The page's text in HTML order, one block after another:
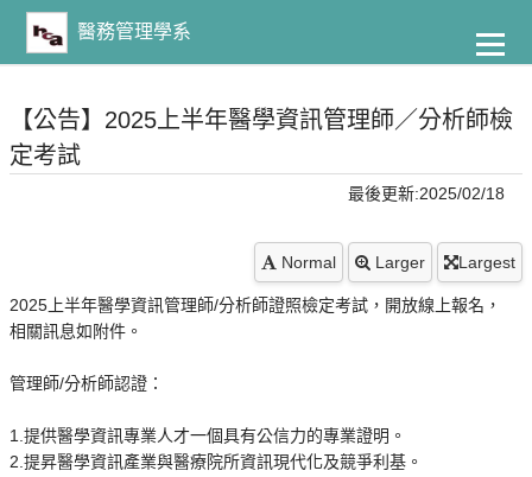
主
要
容
醫務管理學系
【公告】2025上半年醫學資訊管理師／分析師檢
定考試
最後更新:2025/02/18
Normal Larger Largest
2025上半年醫學資訊管理師/分析師證照檢定考試，開放線上報名，
相關訊息如附件。
管理師/分析師認證：
1.提供醫學資訊專業人才一個具有公信力的專業證明。
2.提昇醫學資訊產業與醫療院所資訊現代化及競爭利基。